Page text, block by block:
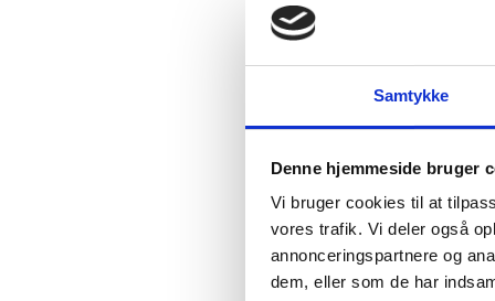
Samtykke
Denne hjemmeside bruger
Vi bruger cookies til at
vores trafik. Vi deler også
annonceringspartnere og
dem, eller som de har
Men
livet.
Fordi I
I
Og
rykke
vi står i
Og vi